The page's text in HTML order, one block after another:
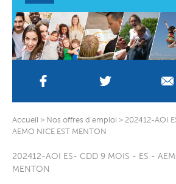
Accueil > Nos offres d’emploi > 202412-AOI
AEMO NICE EST MENTON
202412-AOI ES- CDD 9 MOIS - ES -
MENTON